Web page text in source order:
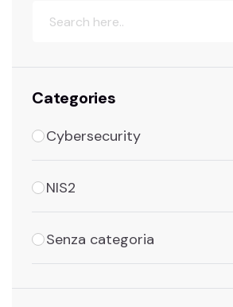
Search
Categories
Cybersecurity
NIS2
Senza categoria